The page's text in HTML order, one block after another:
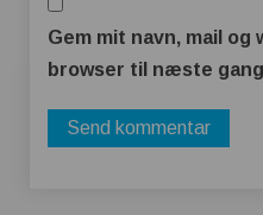
Gem mit navn, mail og
browser til næste